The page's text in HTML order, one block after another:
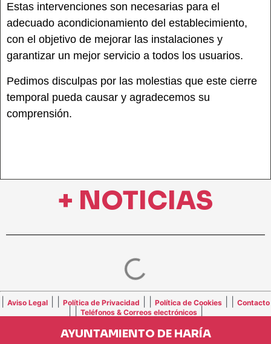
Estas intervenciones son necesarias para el
adecuado acondicionamiento del establecimiento,
con el objetivo de mejorar las instalaciones y
garantizar un mejor servicio a todos los usuarios.
Pedimos disculpas por las molestias que este cierre
temporal pueda causar y agradecemos su
comprensión.
+ NOTICIAS
Aviso Legal Política de Privacidad Política de Cookies Contacto
Teléfonos & Correos electrónicos|
AYUNTAMIENTO DE HARÍA